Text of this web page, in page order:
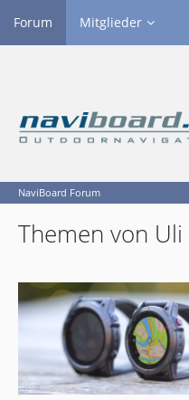
Forum Mitglieder
NaviBoard Forum
Themen von Uli